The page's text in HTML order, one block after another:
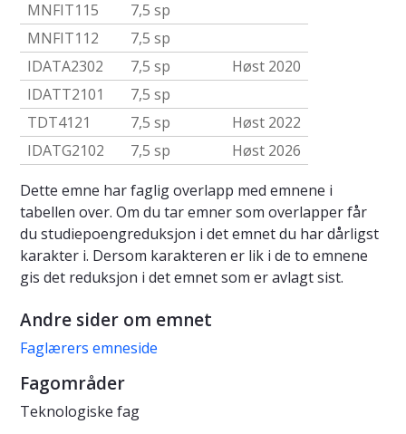
MNFIT115
7,5 sp
MNFIT112
7,5 sp
IDATA2302
7,5 sp
Høst 2020
IDATT2101
7,5 sp
TDT4121
7,5 sp
Høst 2022
IDATG2102
7,5 sp
Høst 2026
Dette emne har faglig overlapp med emnene i
tabellen over. Om du tar emner som overlapper får
du studiepoengreduksjon i det emnet du har dårligst
karakter i. Dersom karakteren er lik i de to emnene
gis det reduksjon i det emnet som er avlagt sist.
Andre sider om emnet
Faglærers emneside
Fagområder
Teknologiske fag